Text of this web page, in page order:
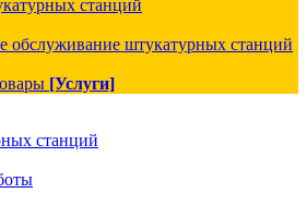
станций
обслуживание штукатурных станций
[Услуги]
станций